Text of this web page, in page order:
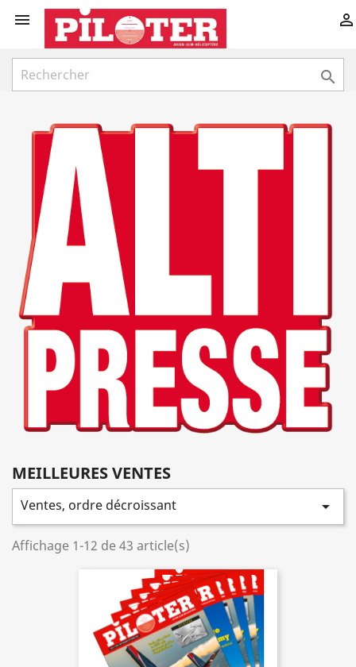
 

MEILLEURES VENTES
Ventes, ordre décroissant 
Affichage 1-12 de 43 article(s)